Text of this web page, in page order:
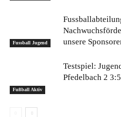
Fussball Jugend
unsere
Fußball Aktiv
Testspiel:
Pfedelbach 2